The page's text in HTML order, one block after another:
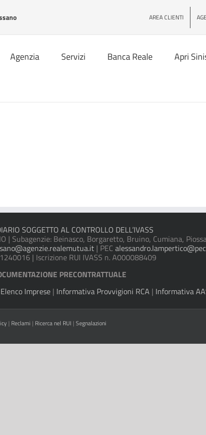
AREA CLIENTI
Agenzia Servizi Banca Reale Apri
SOGGETTO AL CONTROLLO DELL’IVASS
| Subagenzie: Beinasco, Borgaretto, Bruino, Cumiana,
| PEC
| Iscrizione RUI IVASS n. A000088409
PRECONTRATTUALE
Elenco Imprese | Informativa Provvigioni RCA | Informativa
| Reclami | Ricerca nel RUI | Segnalazioni